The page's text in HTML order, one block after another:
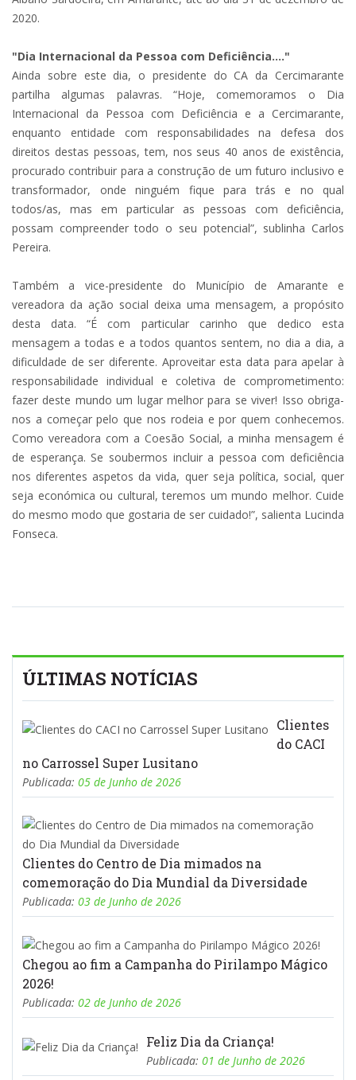
2020.
"Dia Internacional da Pessoa com Deficiência...."
Ainda sobre este dia, o presidente do CA da Cercimarante
partilha algumas palavras. “Hoje, comemoramos o Dia
Internacional da Pessoa com Deficiência e a Cercimarante,
enquanto entidade com responsabilidades na defesa dos
direitos destas pessoas, tem, nos seus 40 anos de existência,
procurado contribuir para a construção de um futuro inclusivo e
transformador, onde ninguém fique para trás e no qual
todos/as, mas em particular as pessoas com deficiência,
possam compreender todo o seu potencial”, sublinha Carlos
Pereira.
Também a vice-presidente do Município de Amarante e
vereadora da ação social deixa uma mensagem, a propósito
desta data. “É com particular carinho que dedico esta
mensagem a todas e a todos quantos sentem, no dia a dia, a
dificuldade de ser diferente. Aproveitar esta data para apelar à
responsabilidade individual e coletiva de comprometimento:
fazer deste mundo um lugar melhor para se viver! Isso obriga-
nos a começar pelo que nos rodeia e por quem conhecemos.
Como vereadora com a Coesão Social, a minha mensagem é
de esperança. Se soubermos incluir a pessoa com deficiência
nos diferentes aspetos da vida, quer seja política, social, quer
seja económica ou cultural, teremos um mundo melhor. Cuide
do mesmo modo que gostaria de ser cuidado!”, salienta Lucinda
Fonseca.
ÚLTIMAS NOTÍCIAS
Clientes
do CACI
no Carrossel Super Lusitano
Publicada: 05 de Junho de 2026
Clientes do Centro de Dia mimados na
comemoração do Dia Mundial da Diversidade
Publicada: 03 de Junho de 2026
Chegou ao fim a Campanha do Pirilampo Mágico
2026!
Publicada: 02 de Junho de 2026
Feliz Dia da Criança!
Publicada: 01 de Junho de 2026